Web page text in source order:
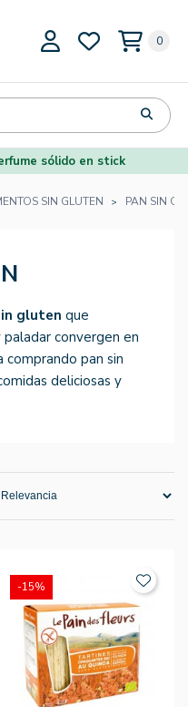
0
sólido en stick
SIN GLUTEN PAN SIN
gluten que
convergen en
pan sin
deliciosas y
-15%